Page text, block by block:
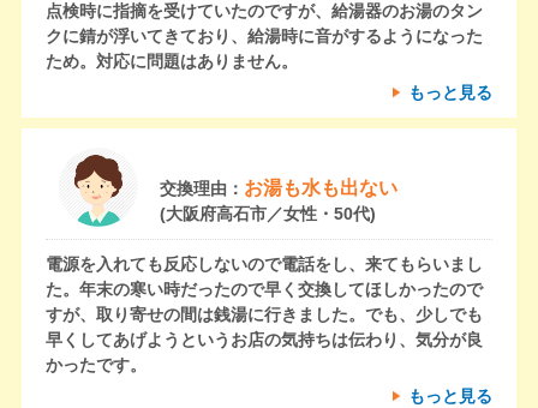
点検時に指摘を受けていたのですが、給湯器のお湯のタン
クに錆が浮いてきており、給湯時に音がするようになった
ため。対応に問題はありません。
もっと見る
交換理由： お湯も水も出ない
(大阪府高石市／女性・50代)
電源を入れても反応しないので電話をし、来てもらいまし
た。年末の寒い時だったので早く交換してほしかったので
すが、取り寄せの間は銭湯に行きました。でも、少しでも
早くしてあげようというお店の気持ちは伝わり、気分が良
かったです。
もっと見る